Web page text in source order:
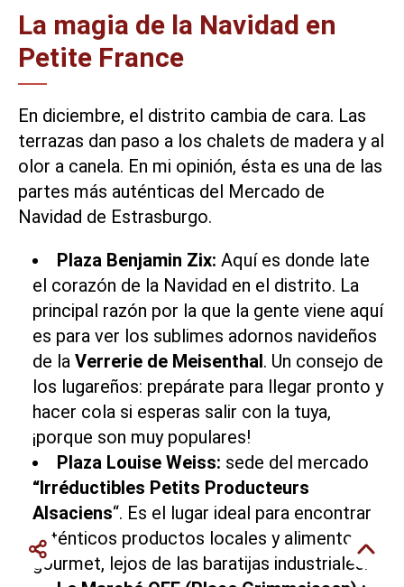
La magia de la Navidad en
Petite France
En diciembre, el distrito cambia de cara. Las
terrazas dan paso a los chalets de madera y al
olor a canela. En mi opinión, ésta es una de las
partes más auténticas del Mercado de
Navidad de Estrasburgo.
Plaza Benjamin Zix: Aquí es donde late
el corazón de la Navidad en el distrito. La
principal razón por la que la gente viene aquí
es para ver los sublimes adornos navideños
de la Verrerie de Meisenthal. Un consejo de
los lugareños: prepárate para llegar pronto y
hacer cola si esperas salir con la tuya,
¡porque son muy populares!
Plaza Louise Weiss: sede del mercado
“Irréductibles Petits Producteurs
Alsaciens“. Es el lugar ideal para encontrar
auténticos productos locales y alimentos
gourmet, lejos de las baratijas industriales.